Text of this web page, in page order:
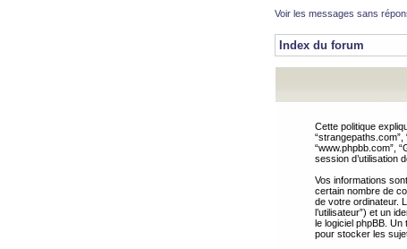
Voir les messages sans
Index du forum
Cette politique
“strangepaths.com”,
“www.phpbb.com”,
session d’utilisation
Vos informations
certain nombre de
de votre ordinateur.
l’utilisateur”) et un
le logiciel phpBB.
pour stocker les